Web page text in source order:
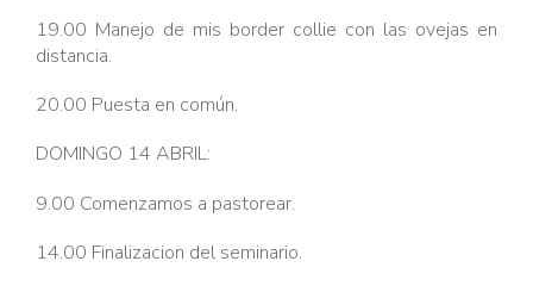
19.00 Manejo de mis border collie con las ovejas en
distancia.
20.00 Puesta en común.
DOMINGO 14 ABRIL:
9.00 Comenzamos a pastorear.
14.00 Finalizacion del seminario.